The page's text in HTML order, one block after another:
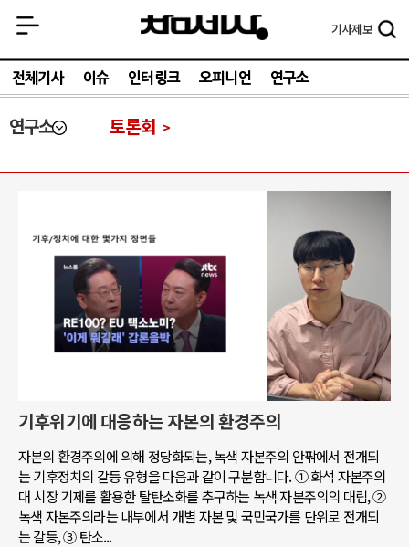
기사제보
전체기사 이슈 인터링크 오피니언 연구소
연구소 토론회
기후위기에 대응하는 자본의 환경주의
자본의 환경주의에 의해 정당화되는, 녹색 자본주의 안팎에서 전개되
는 기후정치의 갈등 유형을 다음과 같이 구분합니다. ① 화석 자본주의
대 시장 기제를 활용한 탈탄소화를 추구하는 녹색 자본주의의 대립, ②
녹색 자본주의라는 내부에서 개별 자본 및 국민국가를 단위로 전개되
는 갈등, ③ 탄소...